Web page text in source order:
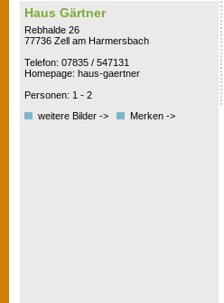
Haus Gärtner
Rebhalde 26
77736 Zell am Harmersbach
Telefon: 07835 / 547131
Homepage: haus-gaertner
Personen: 1 - 2
weitere Bilder ->
Merken ->